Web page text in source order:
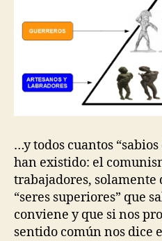
…y todos cuantos
han existido: el
trabajadores,
“seres superiores” que
conviene y que si nos
sentido común nos dice